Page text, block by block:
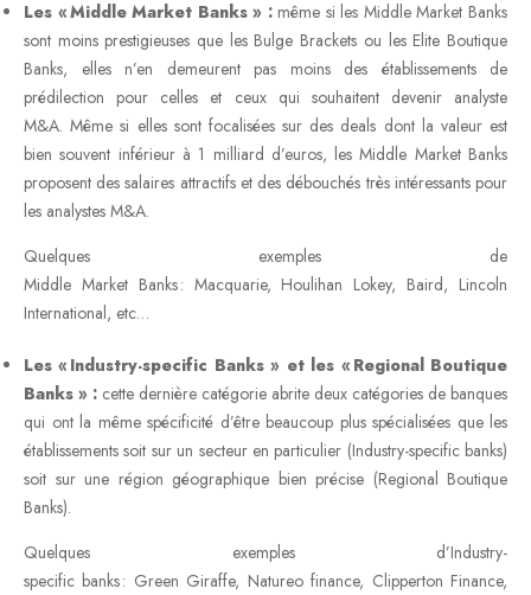
Les « Middle Market Banks » :même si les Middle Market Banks
sont moins prestigieuses que les Bulge Brackets ou les Elite Boutique
Banks, elles n’en demeurent pas moins des établissements de
prédilection pour celles et ceux qui souhaitent devenir analyste
M&A. Même si elles sont focalisées sur des deals dont la valeur est
bien souvent inférieur à 1 milliard d’euros, les Middle Market Banks
proposent des salaires attractifs et des débouchés très intéressants pour
les analystes M&A.
Quelques exemples de
Middle Market Banks : Macquarie, Houlihan Lokey, Baird, Lincoln
International, etc…
Les « Industry-specific Banks » et les « Regional Boutique
Banks » : cette dernière catégorie abrite deux catégories de banques
qui ont la même spécificité d’être beaucoup plus spécialisées que les
établissements soit sur un secteur en particulier (Industry-specific banks)
soit sur une région géographique bien précise (Regional Boutique
Banks).
Quelques exemples d’Industry-
specific banks : Green Giraffe, Natureo finance, Clipperton Finance,